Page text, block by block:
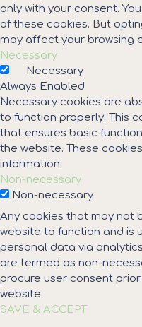
only with your consent.
of these cookies. But
may affect your browsing
Necessary
Necessary
Always Enabled
Necessary cookies are
to function properly. This
that ensures basic
the website. These
information.
Non-necessary
Non-necessary
Any cookies that may not
website to function and is
personal data via
are termed as non-
procure user consent
website.
SAVE & ACCEPT